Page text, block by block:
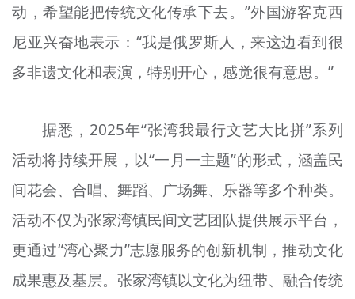
动，希望能把传统文化传承下去。”外国游客克西
尼亚兴奋地表示：“我是俄罗斯人，来这边看到很
多非遗文化和表演，特别开心，感觉很有意思。”
据悉，2025年“张湾我最行文艺大比拼”系列
活动将持续开展，以“一月一主题”的形式，涵盖民
间花会、合唱、舞蹈、广场舞、乐器等多个种类。
活动不仅为张家湾镇民间文艺团队提供展示平台，
更通过“湾心聚力”志愿服务的创新机制，推动文化
成果惠及基层。张家湾镇以文化为纽带、融合传统